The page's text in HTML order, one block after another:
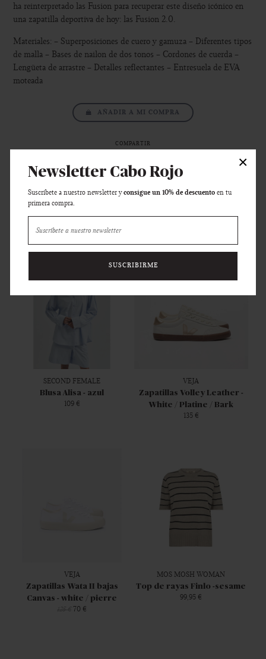
Newsletter Cabo Rojo
Suscríbete a nuestro newsletter yconsigue un 10% de descuentoen tu
primera compra.
SUSCRIBIRME
×
ha reinterpretado las Fusion para recuperar este diseño icónico en
una zapatilla deportiva de hoy: las Fusion 2.0.
Materiales: - Superposiciones de cuero y gamuza - Diferentes tipos
de malla - Bases de nailon de dos tonos - Cordones de cuerda -
Lengüeta de arrastre - Detalles reflectantes - Entresuela de EVA
moteada
AÑADIR A MI COMPRA
COMPARTIR
Y... ¿HAS VISTO ESTO?
SECOND FEMALE
Blusa Alisa - azul
109 €
VEJA
Zapatillas Volley Leather -
White / Platine / Bark
135 €
VEJA
Zapatillas Wata II bajas
Canvas - white / pierre
70 €
MOS MOSH WOMAN
Top de rayas Finlo -sesame
99,95 €